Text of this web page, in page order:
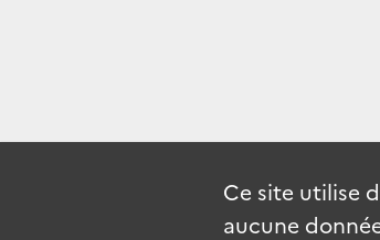
Ce site utilise
aucune